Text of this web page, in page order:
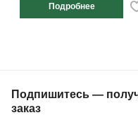
Подробнее
Подпишитесь —
заказ